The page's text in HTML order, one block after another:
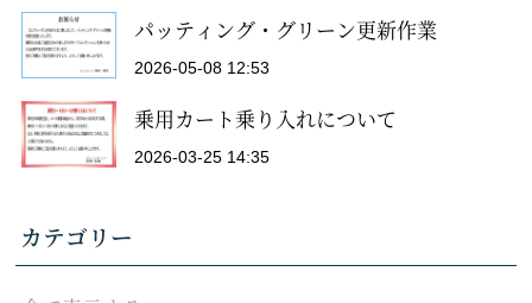
パッティング・グリーン更新作業
2026-05-08 12:53
乗用カート乗り入れについて
2026-03-25 14:35
カテゴリー